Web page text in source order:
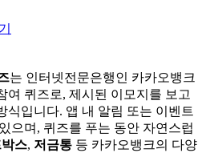
는 인터넷전문은행인 카카오뱅크
여 퀴즈로, 제시된 이모지를 보고
식입니다. 앱 내 알림 또는 이벤트
으며, 퀴즈를 푸는 동안 자연스럽
스, 저금통 등 카카오뱅크의 다양